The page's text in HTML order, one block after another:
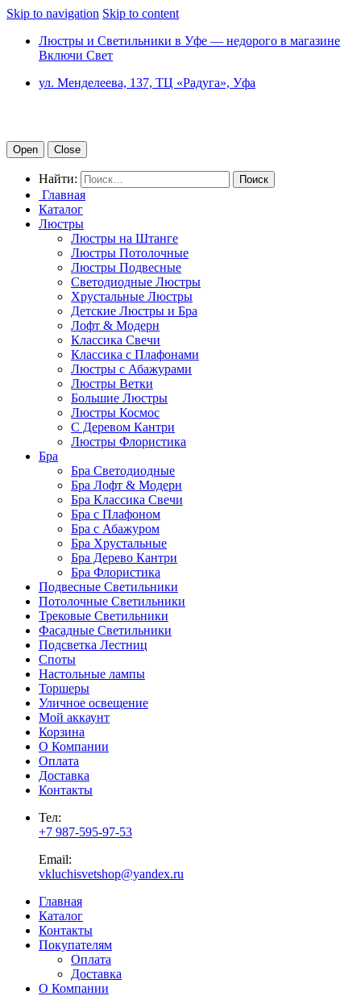
Skip to navigation Skip to content
Люстры и Светильники в Уфе — недорого в магазине
Включи Свет
ул. Менделеева, 137, ТЦ «Радуга», Уфа
Open Close
Найти:
Главная
Каталог
Люстры
Люстры на Штанге
Люстры Потолочные
Люстры Подвесные
Светодиодные Люстры
Хрустальные Люстры
Детские Люстры и Бра
Лофт & Модерн
Классика Свечи
Классика с Плафонами
Люстры с Абажурами
Люстры Ветки
Большие Люстры
Люстры Космос
С Деревом Кантри
Люстры Флористика
Бра
Бра Светодиодные
Бра Лофт & Модерн
Бра Классика Свечи
Бра с Плафоном
Бра с Абажуром
Бра Хрустальные
Бра Дерево Кантри
Бра Флористика
Подвесные Светильники
Потолочные Светильники
Трековые Светильники
Фасадные Светильники
Подсветка Лестниц
Споты
Настольные лампы
Торшеры
Уличное освещение
Мой аккаунт
Корзина
О Компании
Оплата
Доставка
Контакты
Тел:
+7 987-595-97-53
Email:
vkluchisvetshop@yandex.ru
Главная
Каталог
Контакты
Покупателям
Оплата
Доставка
О Компании